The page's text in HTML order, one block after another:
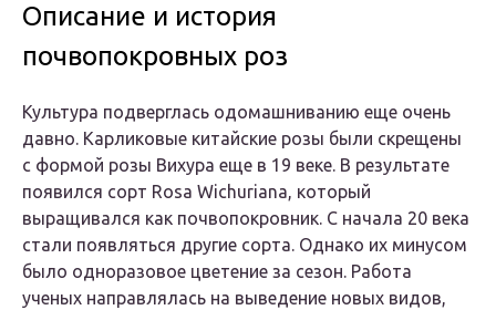
Описание и история
почвопокровных роз
Культура подверглась одомашниванию еще очень
давно. Карликовые китайские розы были скрещены
с формой розы Вихура еще в 19 веке. В результате
появился сорт Rosa Wichuriana, который
выращивался как почвопокровник. С начала 20 века
стали появляться другие сорта. Однако их минусом
было одноразовое цветение за сезон. Работа
ученых направлялась на выведение новых видов,